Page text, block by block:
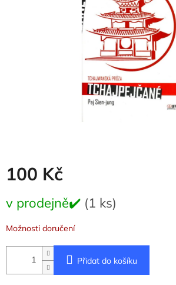
100 Kč
cena:
v prodejně✔️ (1 ks)
Možnosti doručení
Přidat do košíku